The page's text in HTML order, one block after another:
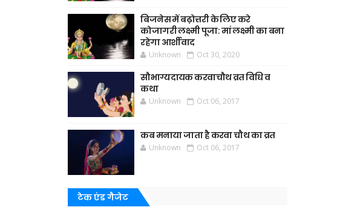
बिजनेस में बढ़ोत्तरी के लिए करे
कोजागरी लक्ष्मी पूजा: मां लक्ष्मी का बना
रहेगा आर्शीवाद
Unknown Oct 30, 2020
सौभाग्यदायक करवाचौथ व्रत विधि व
कथा
Unknown Oct 06, 2017
कब मनाया जाता है करवा चौथ का व्रत
Unknown Oct 06, 2017
टेक एंड गैजेट